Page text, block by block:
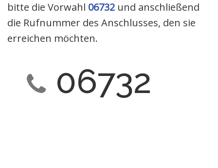
bitte die Vorwahl 06732 und anschließend
die Rufnummer des Anschlusses, den sie
erreichen möchten.
06732